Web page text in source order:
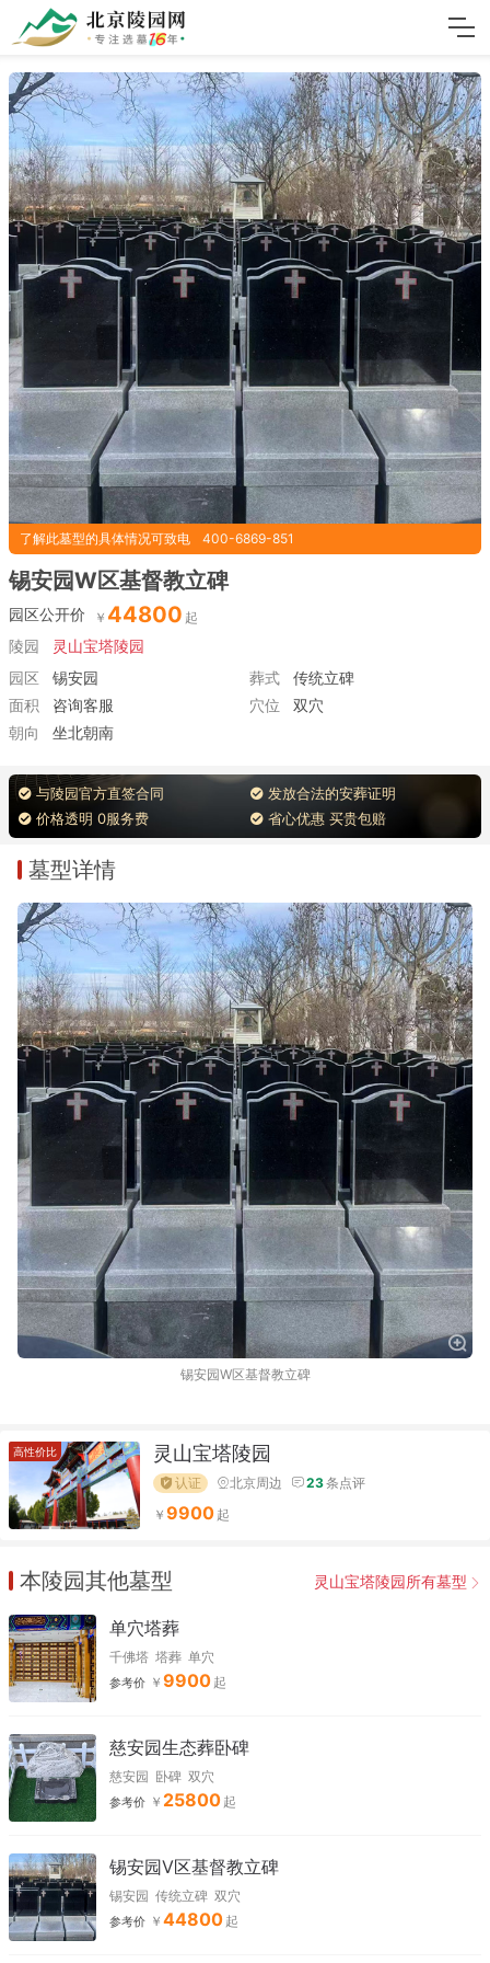
了解此墓型的具体情况可致电 400-6869-851
锡安园W区基督教立碑
园区公开价 44800
陵园
灵山宝塔陵园
园区
锡安园 葬式
传统立碑
面积
咨询客服 穴位
双穴
朝向
坐北朝南
与陵园官方直签合同
发放合法的安葬证明
价格透明 0服务费
省心优惠 买贵包赔
墓型详情
锡安园W区基督教立碑
灵山宝塔陵园
认证 北京周边 23条点评
9900
高性价比
本陵园其他墓型 灵山宝塔陵园所有墓型
单穴塔葬
千佛塔 塔葬 单穴
参考价 9900
慈安园生态葬卧碑
慈安园 卧碑 双穴
参考价 25800
锡安园V区基督教立碑
锡安园 传统立碑 双穴
参考价 44800